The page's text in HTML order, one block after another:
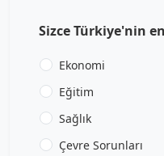
Sizce Türkiye'nin
Ekonomi
Eğitim
Sağlık
Çevre Sorunları